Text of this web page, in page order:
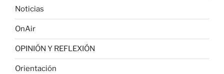
Noticias
OnAir
OPINIÓN Y REFLEXIÓN
Orientación